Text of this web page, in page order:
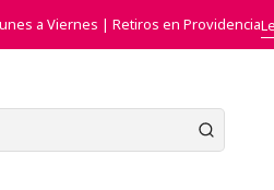
a Viernes | Retiros en Providencia
Unstable Unicorns - Pesadillas
Unstable
(Expansión)